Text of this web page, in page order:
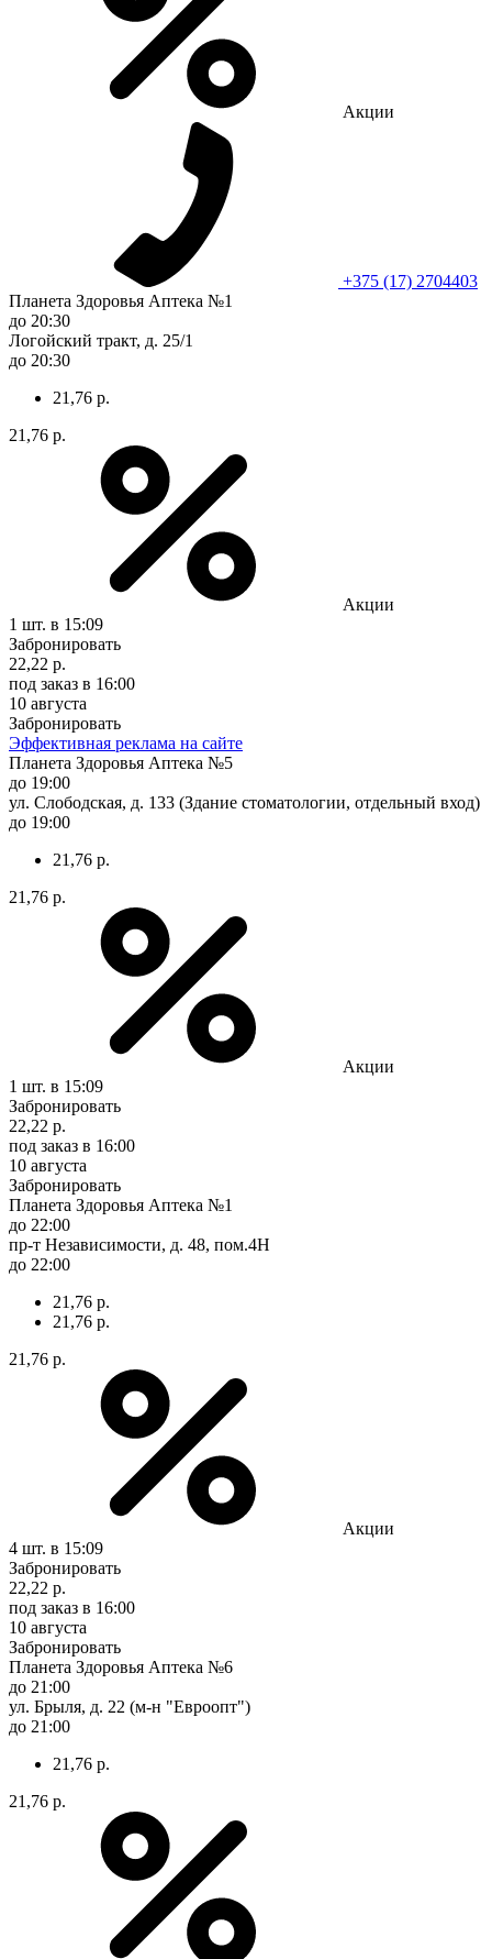
Акции
+375 (17) 2704403
Планета Здоровья Аптека №1
до 20:30
Логойский тракт, д. 25/1
до 20:30
21,76 р.
21,76 р.
Акции
1 шт. в 15:09
Забронировать
22,22 р.
под заказ в 16:00
10 августа
Забронировать
Эффективная реклама на сайте
Планета Здоровья Аптека №5
до 19:00
ул. Слободская, д. 133 (Здание стоматологии, отдельный вход)
до 19:00
21,76 р.
21,76 р.
Акции
1 шт. в 15:09
Забронировать
22,22 р.
под заказ в 16:00
10 августа
Забронировать
Планета Здоровья Аптека №1
до 22:00
пр-т Независимости, д. 48, пом.4Н
до 22:00
21,76 р.
21,76 р.
21,76 р.
Акции
4 шт. в 15:09
Забронировать
22,22 р.
под заказ в 16:00
10 августа
Забронировать
Планета Здоровья Аптека №6
до 21:00
ул. Брыля, д. 22 (м-н "Евроопт")
до 21:00
21,76 р.
21,76 р.